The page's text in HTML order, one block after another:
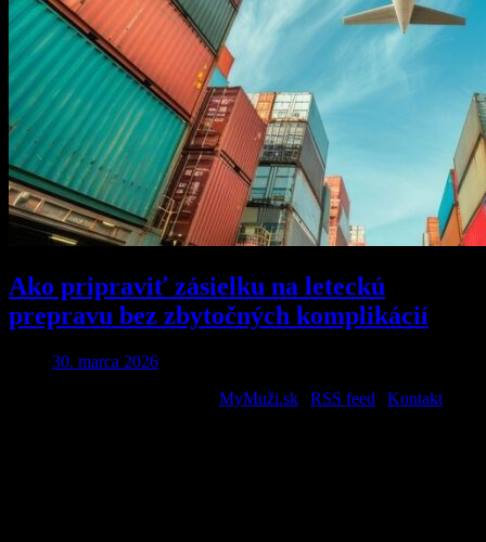
Ako pripraviť zásielku na leteckú
prepravu bez zbytočných komplikácií
30. marca 2026
MyMuži.sk RSS feed Kontakt